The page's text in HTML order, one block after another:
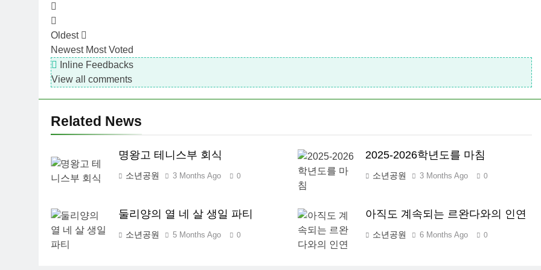
Oldest
Newest Most Voted
Inline Feedbacks
View all comments
Related News
명왕고 테니스부 회식
소년공원 3 Months Ago 0
2025-2026학년도를 마침
소년공원 3 Months Ago 0
둘리양의 열 네 살 생일 파티
소년공원 5 Months Ago 0
아직도 계속되는 르완다와의 인연
소년공원 6 Months Ago 0